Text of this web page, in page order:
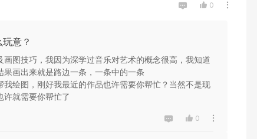
0
意？
画图技巧，我因为深学过音乐对艺术的概念很高，我知道
果画出来就是路边一条，一条中的一条
我绘图，刚好我最近的作品也许需要你帮忙？当然不是现
许就需要你帮忙了
0